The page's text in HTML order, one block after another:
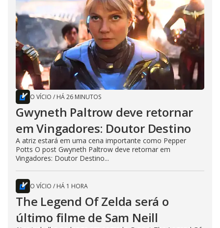
O VÍCIO / HÁ 26 MINUTOS
Gwyneth Paltrow deve retornar
em Vingadores: Doutor Destino
A atriz estará em uma cena importante como Pepper
Potts O post Gwyneth Paltrow deve retornar em
Vingadores: Doutor Destino...
O VÍCIO / HÁ 1 HORA
The Legend Of Zelda será o
último filme de Sam Neill